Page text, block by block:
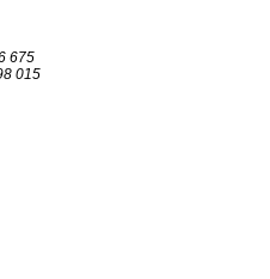
675
015